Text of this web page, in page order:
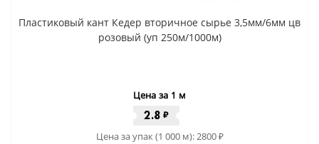
Пластиковый кант Кедер вторичное сырье 3,5мм/6мм цв
розовый (уп 250м/1000м)
Цена за 1 м
2.8 ₽
Цена за упак (1 000 м):2800₽